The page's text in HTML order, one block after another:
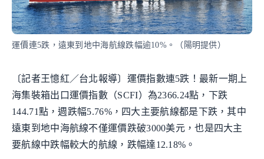
運價連5跌，遠東到地中海航線跌幅逾10%。（陽明提供）
〔記者王憶紅／台北報導〕運價指數連5跌！最新一期上
海集裝箱出口運價指數（SCFI）為2366.24點，下跌
144.71點，週跌幅5.76%，四大主要航線都是下跌，其中
遠東到地中海航線不僅運價跌破3000美元，也是四大主
要航線中跌幅較大的航線，跌幅達12.18%。